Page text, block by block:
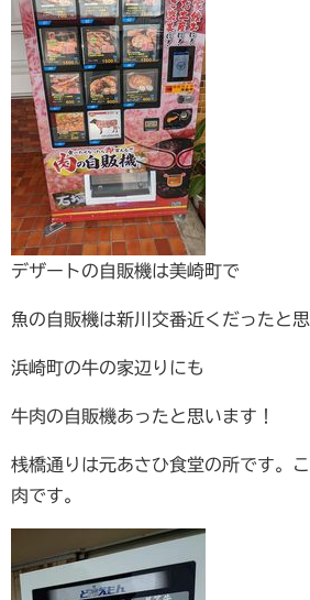
デザートの自販機は美崎町で
魚の自販機は新川交番近くだったと思
浜崎町の牛の家辺りにも
牛肉の自販機あったと思います！
桟橋通りは元あさひ食堂の所です。
肉です。